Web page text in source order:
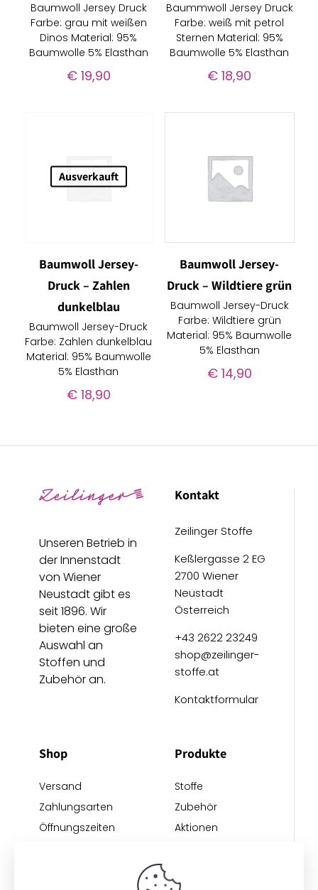
Baumwoll Jersey Druck
Farbe: grau mit weißen
Dinos Material: 95%
Baumwolle 5% Elasthan
€19,90
Baummwoll Jersey Druck
Farbe: weiß mit petrol
Sternen Material: 95%
Baumwolle 5% Elasthan
€ 18,90
Ausverkauft
Baumwoll Jersey-
Druck – Zahlen
dunkelblau
Baumwoll Jersey-Druck
Farbe: Zahlen dunkelblau
Material: 95% Baumwolle
5% Elasthan
€18,90
Baumwoll Jersey-
Druck – Wildtiere grün
Baumwoll Jersey-Druck
Farbe: Wildtiere grün
Material: 95% Baumwolle
5% Elasthan
€14,90
Unseren Betrieb in
der Innenstadt
von Wiener
Neustadt gibt es
seit 1896. Wir
bieten eine große
Auswahl an
Stoffen und
Zubehör an.
Kontakt
Zeilinger Stoffe
Keßlergasse 2 EG
2700 Wiener
Neustadt
Österreich
+43 2622 23249
shop@zeilinger-
stoffe.at
Kontaktformular
Shop
Versand
Zahlungsarten
Öffnungszeiten
Produkte
Stoffe
Zubehör
Aktionen